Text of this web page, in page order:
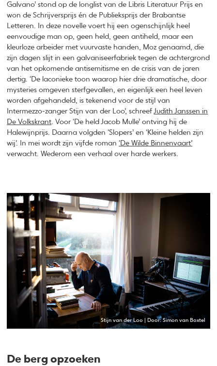
Galvano’ stond op de longlist van de Libris Literatuur Prijs en
won de Schrijversprijs én de Publieksprijs der Brabantse
Letteren. In deze novelle voert hij een ogenschijnlijk heel
eenvoudige man op, geen held, geen antiheld, maar een
kleurloze arbeider met vuurvaste handen, Moz genaamd, die
zijn dagen slijt in een galvaniseerfabriek tegen de achtergrond
van het opkomende antisemitisme en de crisis van de jaren
dertig. ‘De laconieke toon waarop hier drie dramatische, door
mysteries omgeven sterfgevallen, en eigenlijk een heel leven
worden afgehandeld, is tekenend voor de stijl van
Intermezzo-zanger Stijn van der Loo’, schreefJudith Janssen in
De Volkskrant . Voor ‘De held Jacob Mulle’ ontving hij de
Halewijnprijs. Daarna volgden ‘Slopers’ en ‘Kleine helden zijn
wij’. In mei wordt zijn vijfde roman ‘De Wilde Binnenvaart’
verwacht. Wederom een verhaal over harde werkers.
Stijn van der Loo | Door: Simon van Boxtel
De berg opzoeken